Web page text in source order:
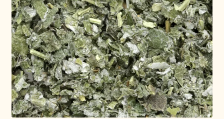
Allgemeine Geschäftsbedingungen
Assortiment
Assortiment
Asuntos de existencias